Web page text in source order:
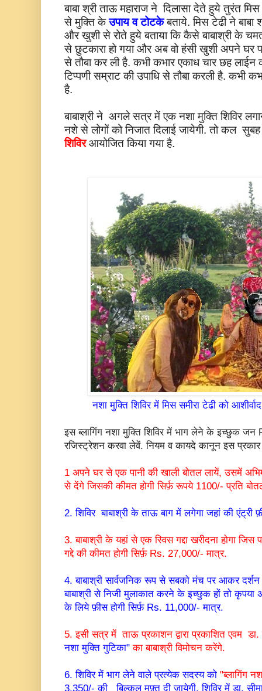
बाबा श्री ताऊ महाराज ने दिलासा देते हुये तुरंत
से मुक्ति केउपाय व टोटकेबताये. मिस टेढी ने
और खुशी से रोते हुये बताया कि कैसे बाबाश्री के
से छुटकारा हो गया और अब वो हंसी खुशी अपने घर
से तौबा कर ली है. कभी कभार एकाध चार छह लाईन
टिप्पणी सम्राट की उपाधि से तौबा करली है. कभी
है.
बाबाश्री ने अगले सत्र में एक नशा मुक्ति शिविर
नशे से लोगों को निजात दिलाई जायेगी. तो कल
शिविरआयोजित किया गया है.
नशा मुक्ति शिविर में मिस समीरा टेढी को
इस ब्लागिंग नशा मुक्ति शिविर में भाग लेने के इच्छुक
रजिस्ट्रेशन करवा लेवें. नियम व कायदे कानून इस
1 अपने घर से एक पानी की खाली बोतल लायें, उसमें
से देंगे जिसकी कीमत होगी सिर्फ़ रूपये 1100/- प्रति
2. शिविर बाबाश्री के ताऊ बाग में लगेगा जहां की एंट्री
3. बाबाश्री के यहां से एक स्विस गद्दा खरीदना होगा
गद्दे की कीमत होगी सिर्फ़ Rs. 27,000/- मात्र.
4. बाबाश्री सार्वजनिक रूप से सबको मंच पर आकर
बाबाश्री से निजी मुलाकात करने के इच्छुक हों तो
के लिये फ़ीस होगी सिर्फ़ Rs. 11,000/- मात्र.
5. इसी सत्र में ताऊ प्रकाशन द्वारा प्रकाशित एवम
नशा मुक्ति गुटिका" का बाबाश्री विमोचन करेंगे.
6. शिविर में भाग लेने वाले प्रत्येक सदस्य को "ब्लागिंग
3,350/- की बिल्कुल मुफ़्त दी जायेगी. शिविर में डा. सीमा